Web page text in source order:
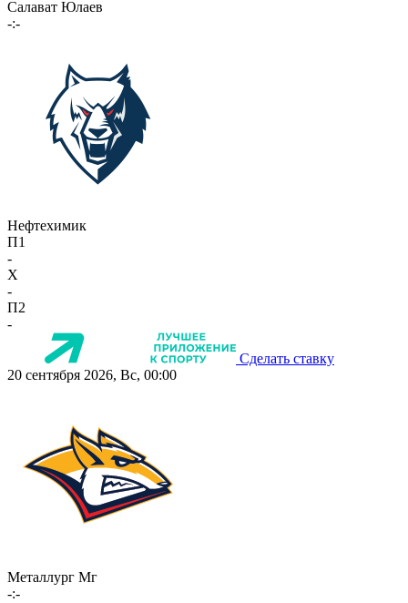
Салават Юлаев
-:-
Нефтехимик
П1
-
X
-
П2
-
Сделать ставку
20 сентября 2026, Вс, 00:00
Металлург Мг
-:-